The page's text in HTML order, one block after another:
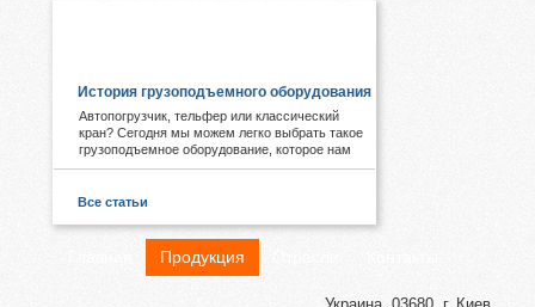
История грузоподъемного оборудования
Автопогрузчик, тельфер или классический
кран? Сегодня мы можем легко выбрать такое
грузоподъемное оборудование, которое нам
необходимо. А знаете ли Вы, что первые виды
древности. Примером служат известные
гидротехнические объекты Китая.
Все статьи
Продукция